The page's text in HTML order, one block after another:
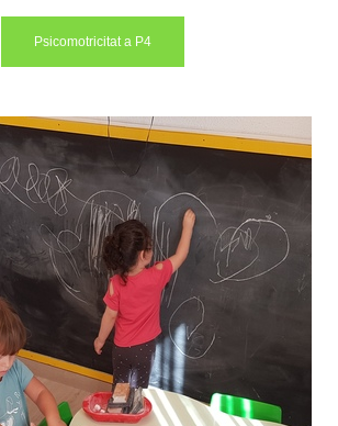
Psicomotricitat a P4